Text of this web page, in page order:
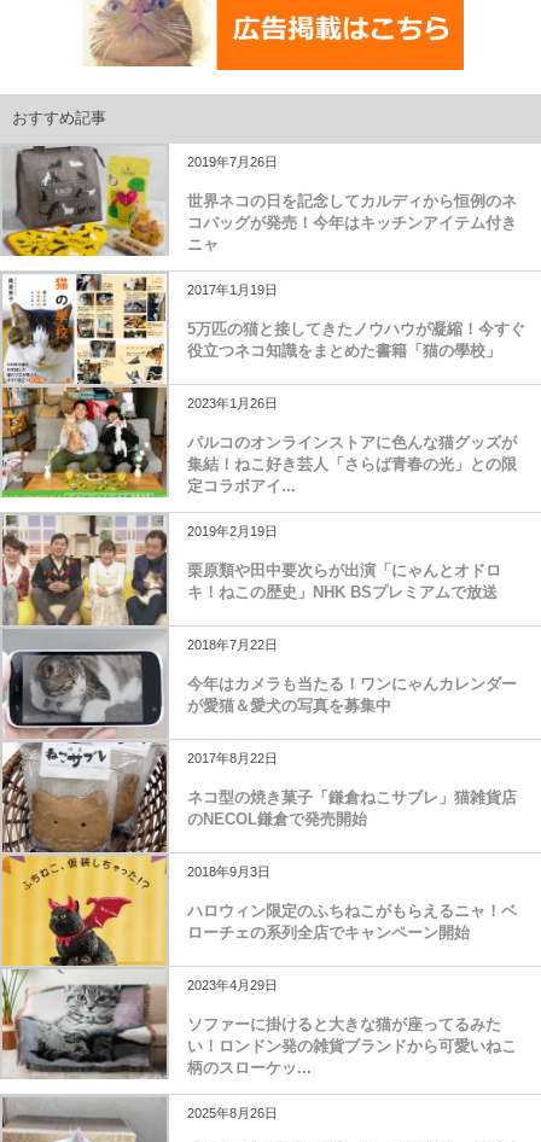
おすすめ記事
2019年7月26日
世界ネコの日を記念してカルディから恒例のネ
コバッグが発売！今年はキッチンアイテム付き
ニャ
2017年1月19日
5万匹の猫と接してきたノウハウが凝縮！今すぐ
役立つネコ知識をまとめた書籍「猫の學校」
2023年1月26日
パルコのオンラインストアに色んな猫グッズが
集結！ねこ好き芸人「さらば青春の光」との限
定コラボアイ...
2019年2月19日
栗原類や田中要次らが出演「にゃんとオドロ
キ！ねこの歴史」NHK BSプレミアムで放送
2018年7月22日
今年はカメラも当たる！ワンにゃんカレンダー
が愛猫＆愛犬の写真を募集中
2017年8月22日
ネコ型の焼き菓子「鎌倉ねこサブレ」猫雑貨店
のNECOL鎌倉で発売開始
2018年9月3日
ハロウィン限定のふちねこがもらえるニャ！ベ
ローチェの系列全店でキャンペーン開始
2023年4月29日
ソファーに掛けると大きな猫が座ってるみた
い！ロンドン発の雑貨ブランドから可愛いねこ
柄のスローケッ...
2025年8月26日